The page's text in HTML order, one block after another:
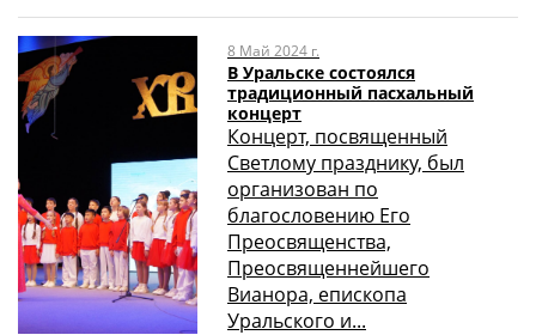
8 Май 2024 г.
В Уральске состоялся
традиционный пасхальный
концерт
Концерт, посвященный
Светлому празднику, был
организован по
благословению Его
Преосвященства,
Преосвященнейшего
Вианора, епископа
Уральского и...